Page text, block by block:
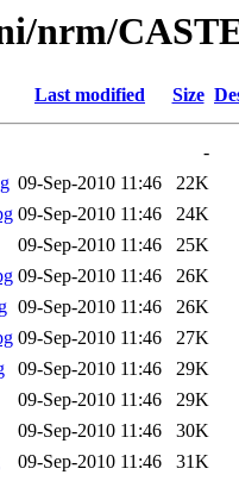
nrm/
Last modified Size
-
09-Sep-2010 11:46
22K
09-Sep-2010 11:46
24K
09-Sep-2010 11:46
25K
09-Sep-2010 11:46
26K
09-Sep-2010 11:46
26K
09-Sep-2010 11:46
27K
09-Sep-2010 11:46
29K
09-Sep-2010 11:46
29K
09-Sep-2010 11:46
30K
09-Sep-2010 11:46
31K